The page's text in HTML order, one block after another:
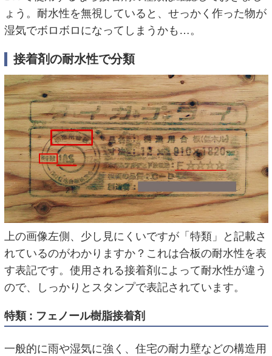
ょう。耐水性を無視していると、せっかく作った物が
湿気でボロボロになってしまうかも…。
接着剤の耐水性で分類
上の画像左側、少し見にくいですが「特類」と記載さ
れているのがわかりますか？これは合板の耐水性を表
す表記です。使用される接着剤によって耐水性が違う
ので、しっかりとスタンプで表記されています。
特類 : フェノール樹脂接着剤
一般的に雨や湿気に強く、住宅の耐力壁などの構造用